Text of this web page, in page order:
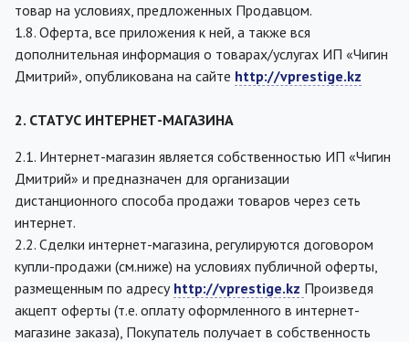
товар на условиях, предложенных Продавцом.
1.8. Оферта, все приложения к ней, а также вся
дополнительная информация о товарах/услугах ИП «Чигин
Дмитрий», опубликована на сайте http://vprestige.kz
2. СТАТУС ИНТЕРНЕТ-МАГАЗИНА
2.1. Интернет-магазин является собственностью ИП «Чигин
Дмитрий» и предназначен для организации
дистанционного способа продажи товаров через сеть
интернет.
2.2. Сделки интернет-магазина, регулируются договором
купли-продажи (см.ниже) на условиях публичной оферты,
размещенным по адресу http://vprestige.kz Произведя
акцепт оферты (т.е. оплату оформленного в интернет-
магазине заказа), Покупатель получает в собственность